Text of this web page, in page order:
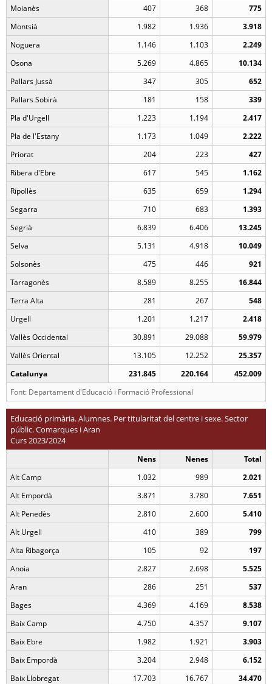
Moianès
407 368
775
Montsià
1.982 1.936
3.918
Noguera
1.146 1.103
2.249
Osona
5.269 4.865
10.134
Pallars Jussà
347 305
652
Pallars Sobirà
181 158
339
Pla d'Urgell
1.223 1.194
2.417
Pla de l'Estany
1.173 1.049
2.222
Priorat
204 223
427
Ribera d'Ebre
617 545
1.162
Ripollès
635 659
1.294
Segarra
710 683
1.393
Segrià
6.839 6.406
13.245
Selva
5.131 4.918
10.049
Solsonès
475 446
921
Tarragonès
8.589 8.255
16.844
Terra Alta
281 267
548
Urgell
1.201 1.217
2.418
Vallès Occidental
30.891 29.088
59.979
Vallès Oriental
13.105 12.252
25.357
Catalunya
231.845 220.164
452.009
Font: Departament d'Educació i Formació Professional
Educació primària. Alumnes. Per titularitat del centre i sexe. Sector
públic. Comarques i Aran
Curs 2023/2024
Nens Nenes
Total
Alt Camp
1.032 989
2.021
Alt Empordà
3.871 3.780
7.651
Alt Penedès
2.810 2.600
5.410
Alt Urgell
410 389
799
Alta Ribagorça
105 92
197
Anoia
2.827 2.698
5.525
Aran
286 251
537
Bages
4.369 4.169
8.538
Baix Camp
4.750 4.357
9.107
Baix Ebre
1.982 1.921
3.903
Baix Empordà
3.204 2.948
6.152
Baix Llobregat
17.703 16.767
34.470